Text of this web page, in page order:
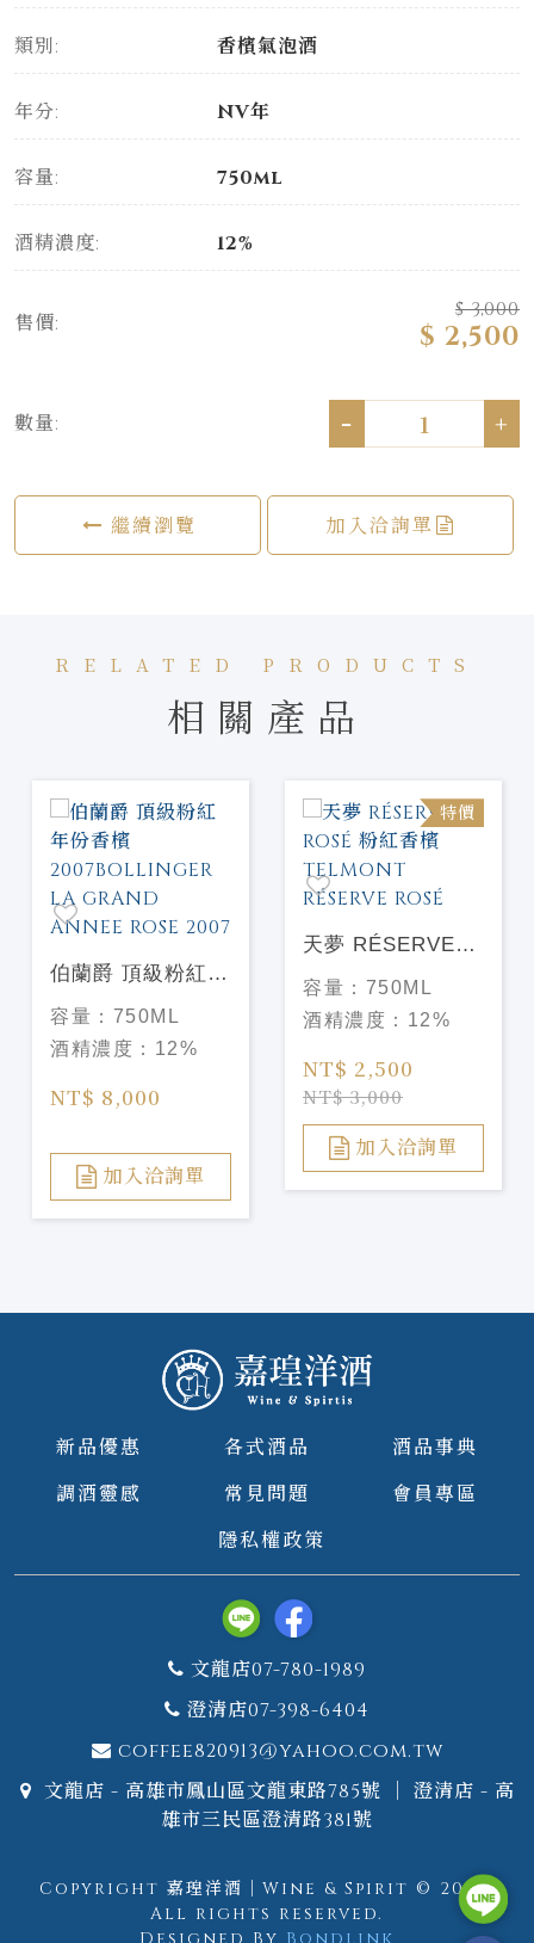
類別: 香檳氣泡酒
年分: NV年
容量: 750ml
酒精濃度: 12%
售價:
$ 3,000
$ 2,500
數量: - +
繼續瀏覽 加入洽詢單
RELATED PRODUCTS
相關產品
伯蘭爵 頂級粉紅年
份香檳
2007BOLLINGER
LA GRAND
ANNEE ROSE
容量： 750ML
酒精濃度： 12%
NT$ 8,000
加入洽詢單
特價
天夢 RÉSERVE
ROSÉ 粉紅香檳
TELMONT
RÉSERVE ROSÉ
容量： 750ML
酒精濃度： 12%
NT$ 2,500
NT$ 3,000
加入洽詢單
新品優惠 各式酒品
酒品事典
調酒靈感
常見問題
會員專區
隱私權政策
文龍店07-780-1989
澄清店07-398-6404
coffee820913@yahoo.com.tw
文龍店 - 高雄市鳳山區文龍東路785號 ｜ 澄清店 - 高
雄市三民區澄清路381號
Copyright 嘉瑝洋酒｜Wine & Spirit © 2026.
All rights reserved.